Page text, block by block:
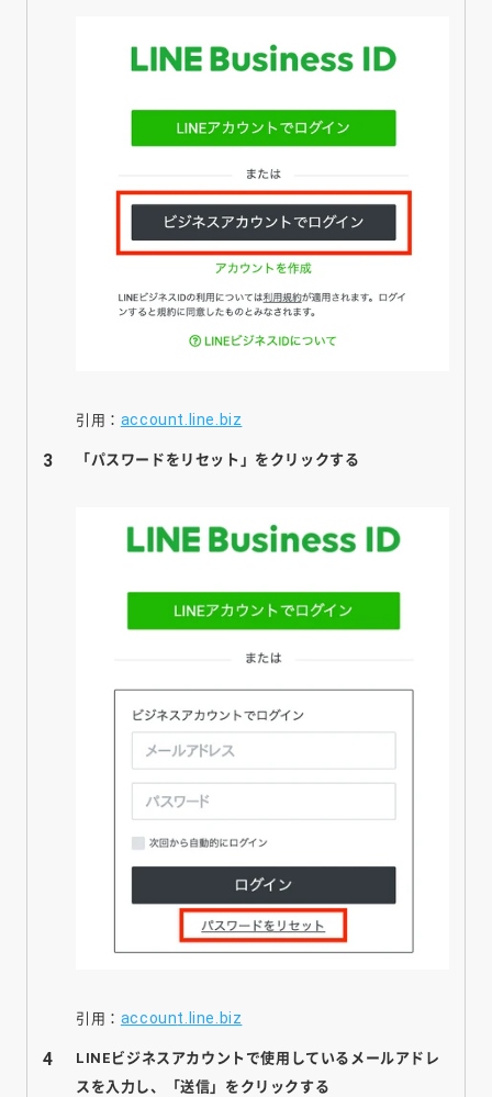
引用： account.line.biz
「パスワードをリセット」をクリックする
引用： account .line.biz
LINEビジネスアカウントで使用しているメールアドレ
スを入力し、「送信」をクリックする